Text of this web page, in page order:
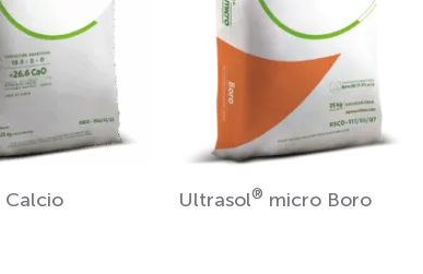
Calcio Ultrasol® micro Boro